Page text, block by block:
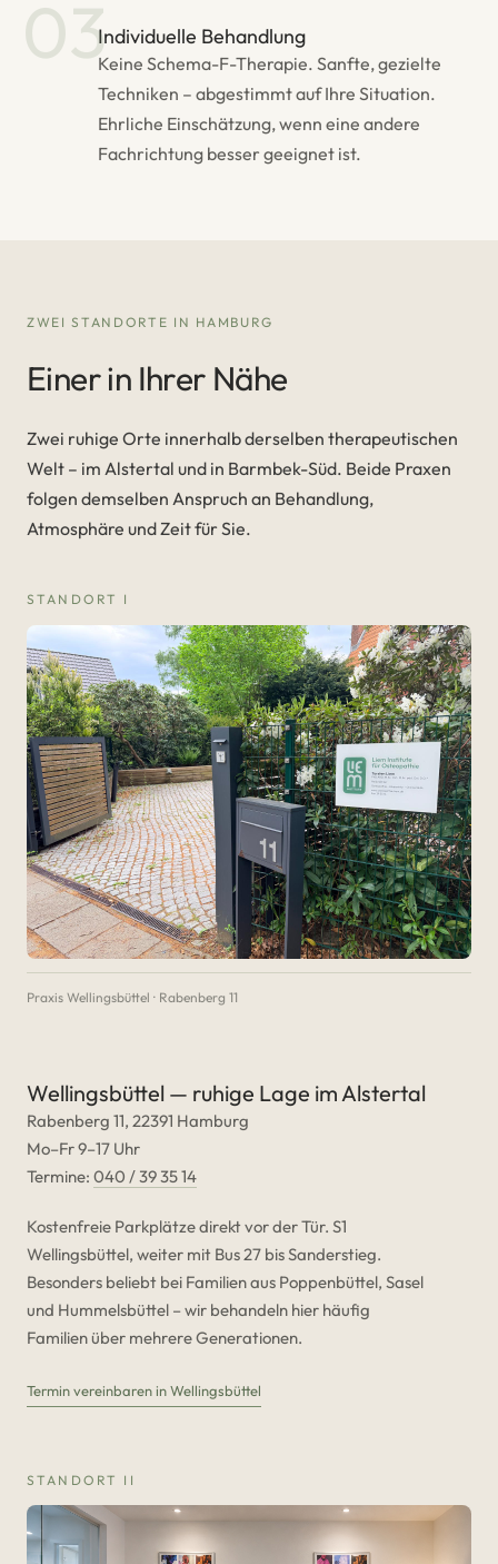
03Individuelle Behandlung
Keine Schema-F-Therapie. Sanfte, gezielte
Techniken – abgestimmt auf Ihre Situation.
Ehrliche Einschätzung, wenn eine andere
Fachrichtung besser geeignet ist.
ZWEI STANDORTE IN HAMBURG
Einer in Ihrer Nähe
Zwei ruhige Orte innerhalb derselben therapeutischen
Welt – im Alstertal und in Barmbek-Süd. Beide Praxen
folgen demselben Anspruch an Behandlung,
Atmosphäre und Zeit für Sie.
STANDORT I
Praxis Wellingsbüttel · Rabenberg 11
Wellingsbüttel — ruhige Lage im Alstertal
Rabenberg 11, 22391 Hamburg
Mo–Fr 9–17 Uhr
Termine: 040 / 39 35 14
Kostenfreie Parkplätze direkt vor der Tür. S1
Wellingsbüttel, weiter mit Bus 27 bis Sanderstieg.
Besonders beliebt bei Familien aus Poppenbüttel, Sasel
und Hummelsbüttel – wir behandeln hier häufig
Familien über mehrere Generationen.
Termin vereinbaren in Wellingsbüttel
STANDORT II